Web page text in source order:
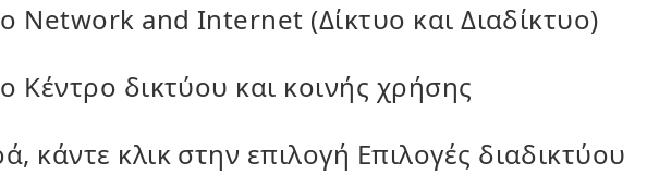
Network and Internet (Δίκτυο και Διαδίκτυο)
Κέντρο δικτύου και κοινής χρήσης
κάντε κλικ στην επιλογή Επιλογές διαδικτύου